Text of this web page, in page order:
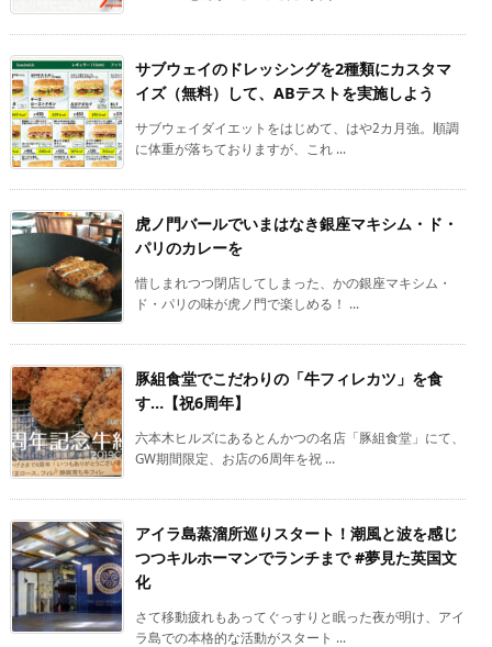
サブウェイのドレッシングを2種類にカスタマ
イズ（無料）して、ABテストを実施しよう
サブウェイダイエットをはじめて、はや2カ月強。順調
に体重が落ちておりますが、これ ...
虎ノ門バールでいまはなき銀座マキシム・ド・
パリのカレーを
惜しまれつつ閉店してしまった、かの銀座マキシム・
ド・パリの味が虎ノ門で楽しめる！ ...
豚組食堂でこだわりの「牛フィレカツ」を食
す…【祝6周年】
六本木ヒルズにあるとんかつの名店「豚組食堂」にて、
GW期間限定、お店の6周年を祝 ...
アイラ島蒸溜所巡りスタート！潮風と波を感じ
つつキルホーマンでランチまで #夢見た英国文
化
さて移動疲れもあってぐっすりと眠った夜が明け、アイ
ラ島での本格的な活動がスタート ...